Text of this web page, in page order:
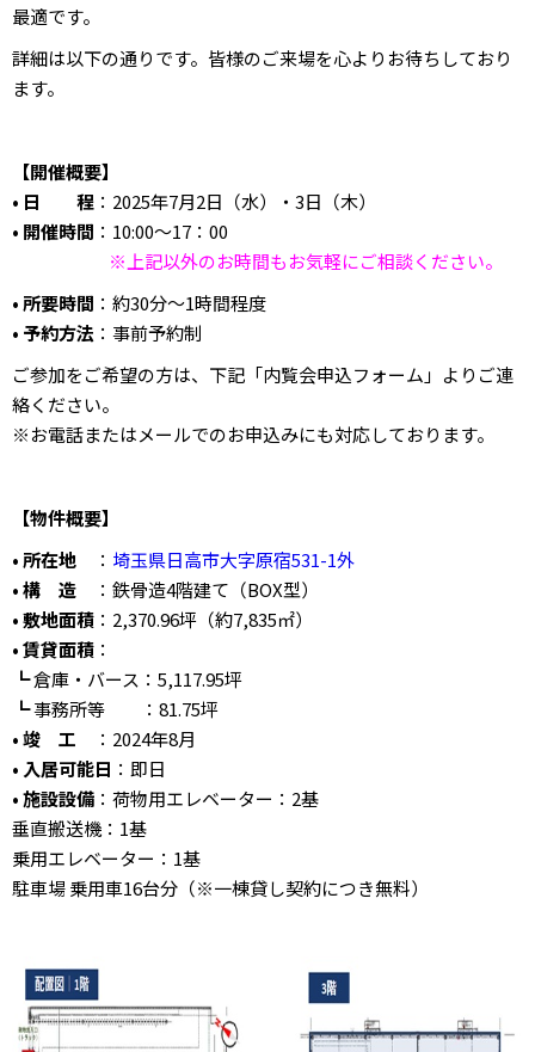
最適です。
詳細は以下の通りです。皆様のご来場を心よりお待ちしており
ます。
【開催概要】
• 日 程 ：2025年7月2日（水）・3日（木）
• 開催時間 ：10:00～17：00
※上記以外のお時間もお気軽にご相談ください。
• 所要時間 ：約30分～1時間程度
• 予約方法 ：事前予約制
ご参加をご希望の方は、下記「内覧会申込フォーム」よりご連
絡ください。
※お電話またはメールでのお申込みにも対応しております。
【物件概要】
• 所在地
： 埼玉県日高市大字原宿531-1外
• 構 造
：鉄骨造4階建て（BOX型）
• 敷地面積 ：2,370.96坪（約7,835㎡）
• 賃貸面積 ：
┗ 倉庫・バース：5,117.95坪
┗ 事務所等 ：81.75坪
• 竣 工
：2024年8月
• 入居可能日 ：即日
• 施設設備 ：荷物用エレベーター：2基
垂直搬送機：1基
乗用エレベーター：1基
駐車場 乗用車16台分（※一棟貸し契約につき無料）